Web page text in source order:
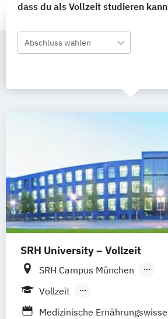
dass du als Vollzeit studieren
Abschluss wählen
SRH University – Vollzeit
SRH Campus München
SRH Campus Heidelberg
Vollzeit
Berufsbegleitendes
Medizinische